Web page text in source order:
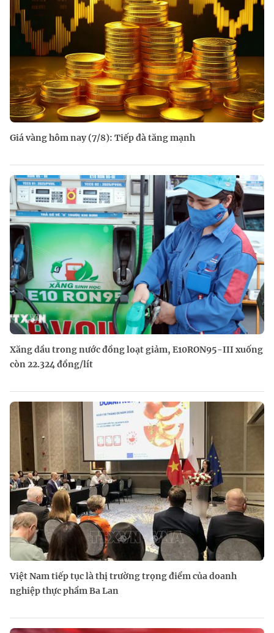
Giá vàng hôm nay (7/8): Tiếp đà tăng mạnh
Xăng dầu trong nước đồng loạt giảm, E10RON95-III xuống
còn 22.324 đồng/lít
Việt Nam tiếp tục là thị trường trọng điểm của doanh
nghiệp thực phẩm Ba Lan